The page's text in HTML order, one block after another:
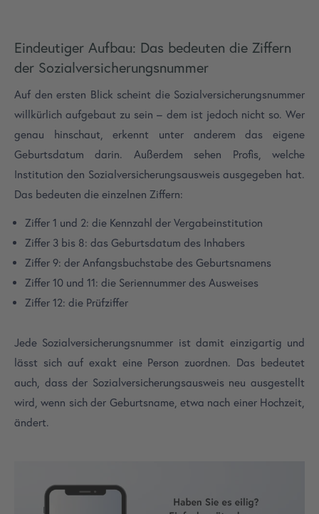
Eindeutiger Aufbau: Das bedeuten die Ziffern
der Sozialversicherungsnummer
Auf den ersten Blick scheint die Sozialversicherungsnummer
willkürlich aufgebaut zu sein – dem ist jedoch nicht so. Wer
genau hinschaut, erkennt unter anderem das eigene
Geburtsdatum darin. Außerdem sehen Profis, welche
Institution den Sozialversicherungsausweis ausgegeben hat.
Das bedeuten die einzelnen Ziffern:
Ziffer 1 und 2: die Kennzahl der Vergabeinstitution
Ziffer 3 bis 8: das Geburtsdatum des Inhabers
Ziffer 9: der Anfangsbuchstabe des Geburtsnamens
Ziffer 10 und 11: die Seriennummer des Ausweises
Ziffer 12: die Prüfziffer
Jede Sozialversicherungsnummer ist damit einzigartig und
lässt sich auf exakt eine Person zuordnen. Das bedeutet
auch, dass der Sozialversicherungsausweis neu ausgestellt
wird, wenn sich der Geburtsname, etwa nach einer Hochzeit,
ändert.